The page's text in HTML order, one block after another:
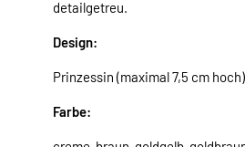
detailgetreu.
Design:
Prinzessin (maximal 7,5 cm
Farbe: